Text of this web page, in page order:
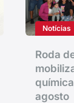
Notícias
Roda
agosto